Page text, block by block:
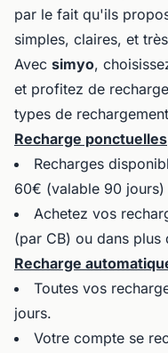
par le fait qu'ils
simples, claires, et
Avec simyo,
et profitez de
types de
Recharge ponctuelles
Recharges
60€ (valable 90 jours)
Achetez vos
(par CB) ou dans plus
Recharge
Toutes vos
jours.
Votre compte se